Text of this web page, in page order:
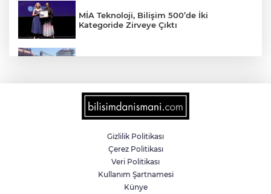
MİA Teknoloji, Bilişim 500’de İki
Kategoride Zirveye Çıktı
6 milyon emekliyi ilgilendiriyor... Emekli
aylığı fark ödemeleri 7 Ağustos'ta
Teröristler teslim olmaya devam ediyor...
Hudutlarda 490 kişi yakalandı
Gizlilik Politikası
Çerez Politikası
Veri Politikası
Kullanım Şartnamesi
Künye